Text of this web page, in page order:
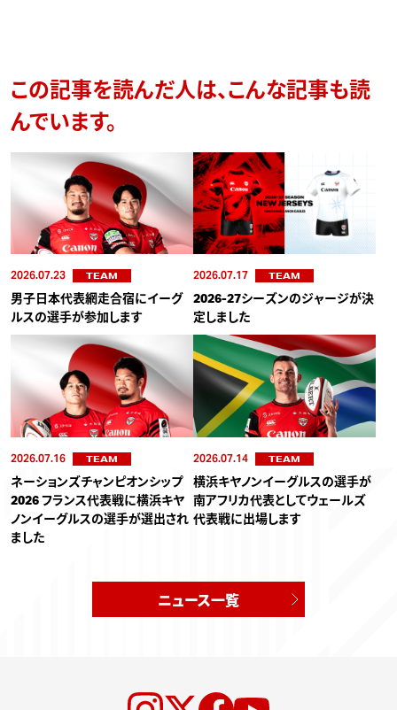
この記事を読んだ人は、こんな記事も読
んでいます。
2026.07.23 TEAM
男子日本代表網走合宿にイーグ
ルスの選手が参加します
2026.07.17 TEAM
2026-27シーズンのジャージが決
定しました
2026.07.16 TEAM
ネーションズチャンピオンシップ
2026 フランス代表戦に横浜キヤ
ノンイーグルスの選手が選出され
ました
2026.07.14 TEAM
横浜キヤノンイーグルスの選手が
南アフリカ代表としてウェールズ
代表戦に出場します
ニュース一覧